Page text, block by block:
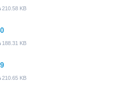
210.58 KB
188.31 KB
210.65 KB